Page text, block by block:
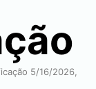
5/16/2026,